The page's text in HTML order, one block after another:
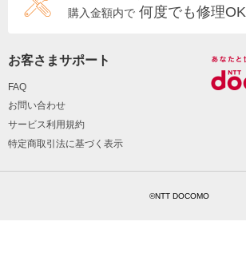
購入金額内で 何度でも修理OK
お客さまサポート
FAQ
お問い合わせ
サービス利用規約
特定商取引法に基づく表示
©NTT DOCOMO